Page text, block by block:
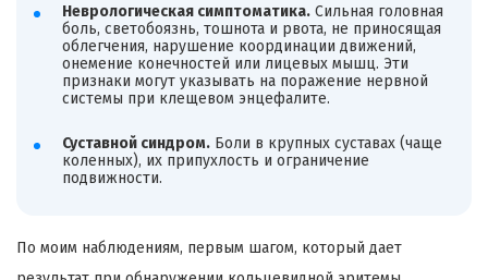
Неврологическая симптоматика.Сильная головная
боль, светобоязнь, тошнота и рвота, не приносящая
облегчения, нарушение координации движений,
онемение конечностей или лицевых мышц. Эти
признаки могут указывать на поражение нервной
системы при клещевом энцефалите.
Суставной синдром.Боли в крупных суставах (чаще
коленных), их припухлость и ограничение
подвижности.
По моим наблюдениям, первым шагом, который дает